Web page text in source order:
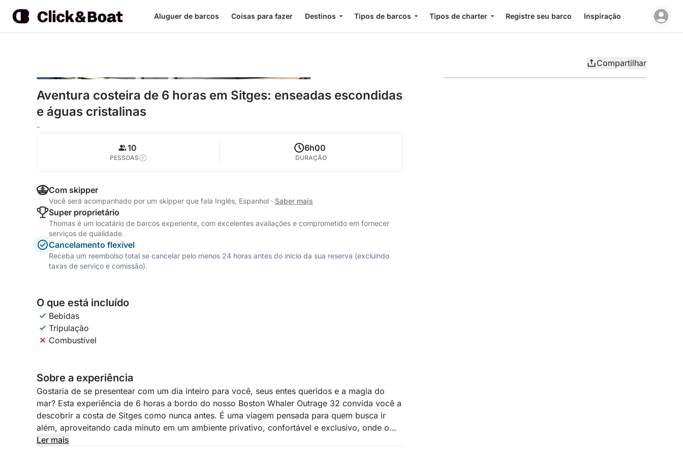
Aluguer de barcos Coisas para fazer Destinos Tipos de barcos Tipos de charter Registre seu barco Inspiração
Compartilhar
Aventura costeira de 6 horas em Sitges: enseadas escondidas
e águas cristalinas
-
10
PESSOAS
6h00
DURAÇÃO
Com skipper
Você será acompanhado por um skipper que fala Inglês, Espanhol · Saber mais
Super proprietário
Thomas é um locatário de barcos experiente, com excelentes avaliações e comprometido em fornecer
serviços de qualidade.
Cancelamento flexível
Receba um reembolso total se cancelar pelo menos 24 horas antes do início da sua reserva (excluindo
taxas de serviço e comissão).
O que está incluído
Bebidas
Tripulação
Combustível
Sobre a experiência
Gostaria de se presentear com um dia inteiro para você, seus entes queridos e a magia do
mar? Esta experiência de 6 horas a bordo do nosso Boston Whaler Outrage 32 convida você a
descobrir a costa de Sitges como nunca antes. É uma viagem pensada para quem busca ir
além, aproveitando cada minuto em um ambiente privativo, confortável e exclusivo, onde o
sol, o mar e a tranquilidade serão as únicas estrelas.
Ler mais